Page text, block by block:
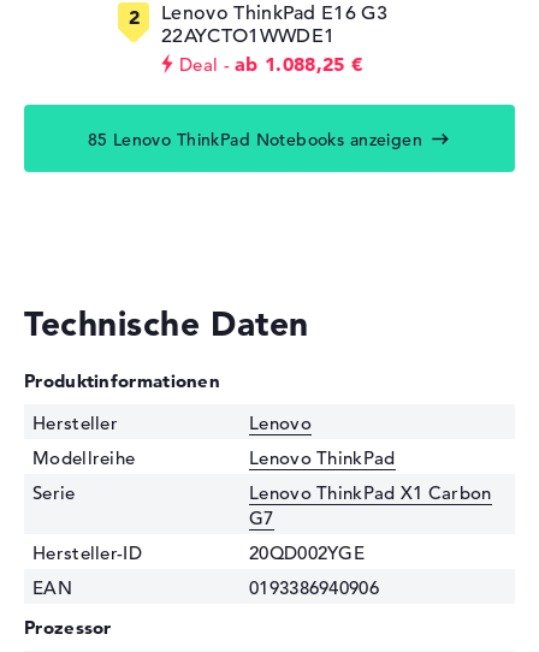
Lenovo ThinkPad E16 G3
22AYCTO1WWDE1
Deal ab 1.088,25 €
85 Lenovo ThinkPad Notebooks anzeigen
Technische Daten
Produktinformationen
Hersteller
Lenovo
Modellreihe
Lenovo ThinkPad
Serie
Lenovo ThinkPad X1 Carbon
G7
Hersteller-ID
20QD002YGE
EAN
0193386940906
Prozessor